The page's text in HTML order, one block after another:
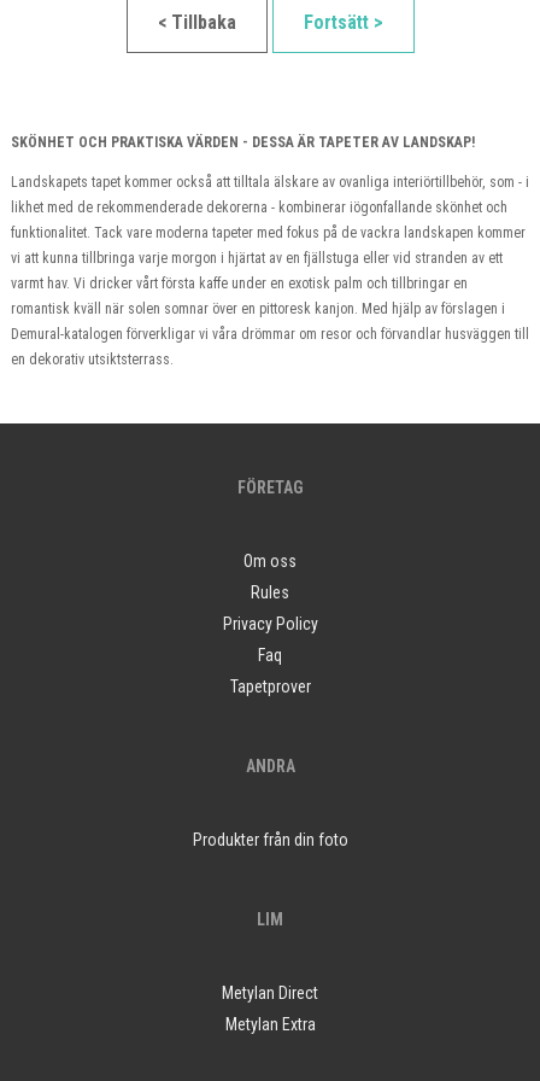
< Tillbaka Fortsätt >
SKÖNHET OCH PRAKTISKA VÄRDEN - DESSA ÄR TAPETER AV LANDSKAP!
Landskapets tapet kommer också att tilltala älskare av ovanliga interiörtillbehör, som - i
likhet med de rekommenderade dekorerna - kombinerar iögonfallande skönhet och
funktionalitet. Tack vare moderna tapeter med fokus på de vackra landskapen kommer
vi att kunna tillbringa varje morgon i hjärtat av en fjällstuga eller vid stranden av ett
varmt hav. Vi dricker vårt första kaffe under en exotisk palm och tillbringar en
romantisk kväll när solen somnar över en pittoresk kanjon. Med hjälp av förslagen i
Demural-katalogen förverkligar vi våra drömmar om resor och förvandlar husväggen till
en dekorativ utsiktsterrass.
FÖRETAG
Om oss
Rules
Privacy Policy
Faq
Tapetprover
ANDRA
Produkter från din foto
LIM
Metylan Direct
Metylan Extra